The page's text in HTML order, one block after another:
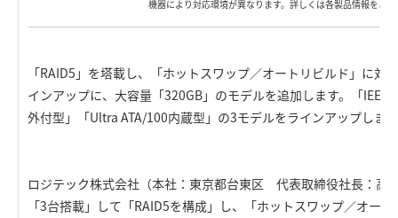
機器により対応環境が異なります。詳しくは各製品情報をご
「RAID5」を塔載し、「ホットスワップ／オートリビルド」に対
インアップに、大容量「320GB」のモデルを追加します。「
外付型」「Ultra ATA/100内蔵型」の3モデルをラインアップしま
ロジテック株式会社（本社：東京都台東区 代表取締役社長：高
「3台搭載」して「RAID5を構成」し、「ホットスワップ／オー